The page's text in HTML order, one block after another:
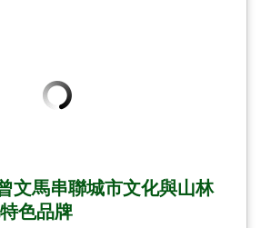
文馬串聯城市文化與山林
色品牌